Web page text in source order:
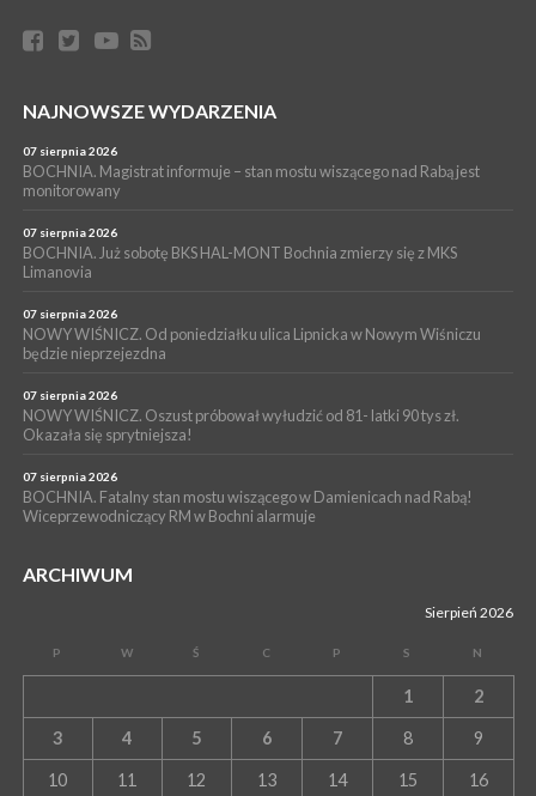
06 sierpnia 2026
BORZĘCIN. Już w najbliższy weekend XIX Borzęckie Święto
PIELGRZYMKA 2026
Z BOCHNI NA JASNĄ GÓRĘ. Drugi dzień wędrówki [ZDJĘCIA]
WYDARZENIA
NASZ NEWS. Powstał Komitet Ochrony Ładu
Przestrzennego Miasta Bochnia. To odpowiedź na działania
magistratu
NAJNOWSZE WYDARZENIA
07 sierpnia 2026
BOCHNIA. Magistrat informuje – stan mostu wiszącego nad Rabą jest
monitorowany
07 sierpnia 2026
BOCHNIA. Już sobotę BKS HAL-MONT Bochnia zmierzy się z MKS
Limanovia
07 sierpnia 2026
NOWY WIŚNICZ. Od poniedziałku ulica Lipnicka w Nowym Wiśniczu
będzie nieprzejezdna
07 sierpnia 2026
NOWY WIŚNICZ. Oszust próbował wyłudzić od 81- latki 90 tys zł.
Okazała się sprytniejsza!
07 sierpnia 2026
BOCHNIA. Fatalny stan mostu wiszącego w Damienicach nad Rabą!
Wiceprzewodniczący RM w Bochni alarmuje
ARCHIWUM
Sierpień 2026
P W Ś C P S N
1 2
3 4 5 6 7 8 9
10 11 12 13 14 15 16